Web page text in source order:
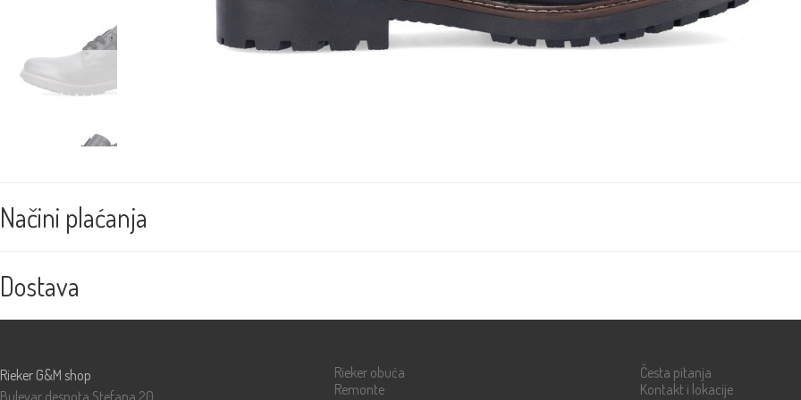
Načini plaćanja
Dostava
Rieker G&M shop
Bulevar despota Stefana 20
Rieker obuća
Remonte
Česta pitanja
Kontakt i lokacije